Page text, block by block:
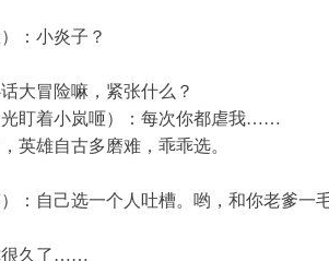
：小炎子？
大冒险嘛，紧张什么？
盯着小岚咂）：每次你都虐我……
英雄自古多磨难，乖乖选。
：自己选一个人吐槽。哟，和你老爹
很久了……